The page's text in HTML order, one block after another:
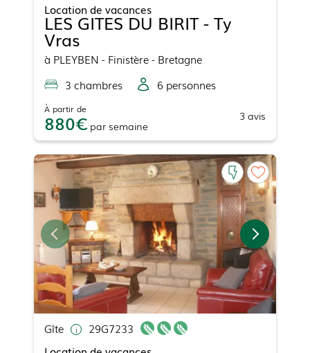
Location de vacances
LES GITES DU BIRIT - Ty
Vras
à PLEYBEN - Finistère - Bretagne
3 chambres 6 personnes
À partir de
880 par semaine
3 avis
Gîte
29G7233